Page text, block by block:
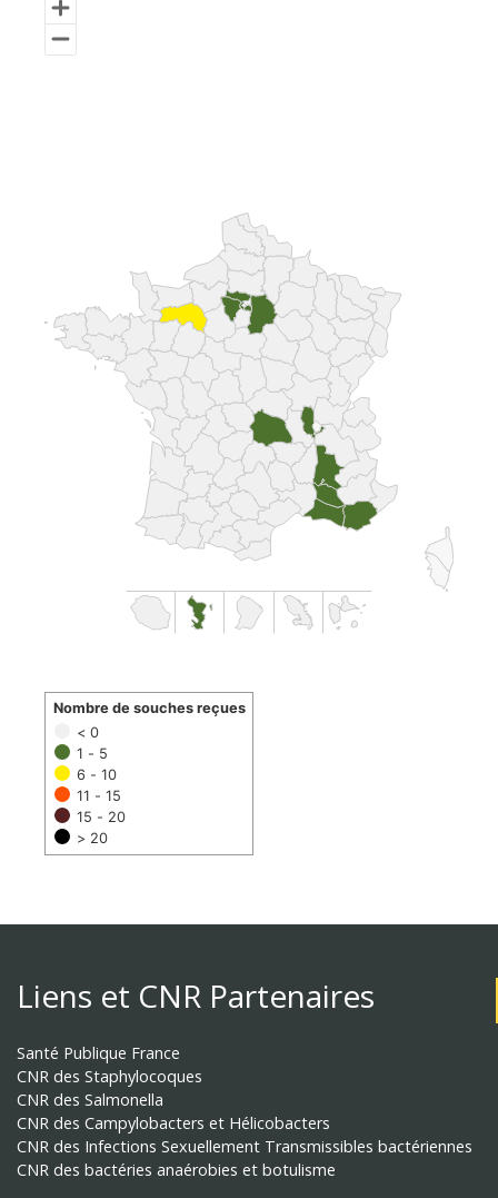
< 0
1 - 5
6 - 10
11 - 15
15 - 20
> 20
Nombre de souches reçues
Liens et CNR Partenaires
Santé Publique France
CNR des Staphylocoques
CNR des Salmonella
CNR des Campylobacters et Hélicobacters
CNR des Infections Sexuellement Transmissibles bactériennes
CNR des bactéries anaérobies et botulisme